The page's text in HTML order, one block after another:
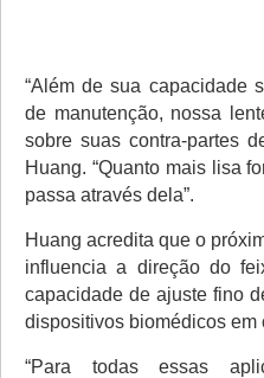
“Além de sua capacidade
de manutenção, nossa
sobre suas contra-partes
Huang. “Quanto mais lisa
passa através dela”.
Huang acredita que o
influencia a direção do
capacidade de ajuste fino
dispositivos biomédicos em
“Para todas essas